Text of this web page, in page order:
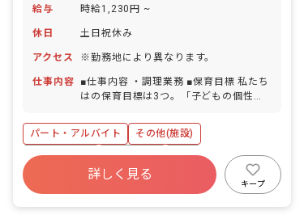
給与 時給1,230円 ~
休日 土日祝休み
アクセス ※勤務地により異なります。
仕事内容
■仕事内容 ・調理業務 ■保育目標 私たち
はの保育目標は3つ。「子どもの個性を
で明るく豊かな心をもつ子どもを育て
る」「いろいろな行事を経験しながら季
節感を知り、乳幼児期に必要な運動を十
分に取り入れ、健康的な身体づくりを行
パート・アルバイト
その他(施設)
社会保険完備
土日祝休み
有給
社会福祉法人
車通勤可
詳しく見る
キープ